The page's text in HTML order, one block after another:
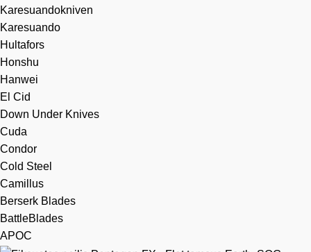
Karesuandokniven
Karesuando
Hultafors
Honshu
Hanwei
El Cid
Down Under Knives
Cuda
Condor
Cold Steel
Camillus
Berserk Blades
BattleBlades
APOC